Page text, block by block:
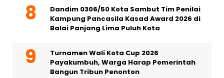
Dandim 0306/50 Kota Sambut Tim Penilai
Kampung Pancasila Kasad Award 2026 di
Balai Panjang Lima Puluh Kota
Turnamen Wali Kota Cup 2026
Payakumbuh, Warga Harap Pemerintah
Bangun Tribun Penonton